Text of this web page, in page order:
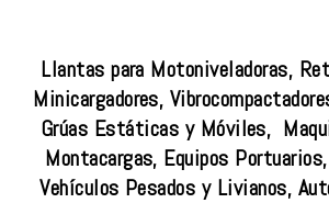
Llantas para Motoniveladoras,
Minicargadores,
Grúas Estáticas y Móviles,
Montacargas, Equipos
Vehículos Pesados y Livianos,